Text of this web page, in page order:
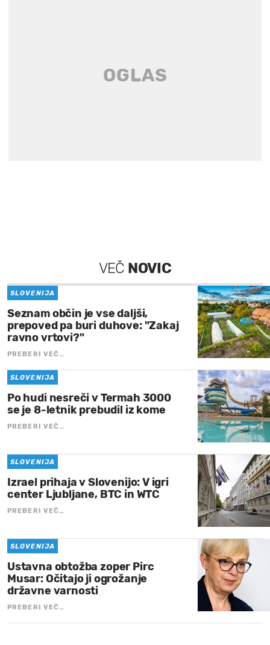
VEČ NOVIC
SLOVENIJA
Seznam občin je vse daljši,
prepoved pa buri duhove: "Zakaj
ravno vrtovi?"
PREBERI VEČ…
SLOVENIJA
Po hudi nesreči v Termah 3000
se je 8-letnik prebudil iz kome
PREBERI VEČ…
SLOVENIJA
Izrael prihaja v Slovenijo: V igri
center Ljubljane, BTC in WTC
PREBERI VEČ…
SLOVENIJA
Ustavna obtožba zoper Pirc
Musar: Očitajo ji ogrožanje
državne varnosti
PREBERI VEČ…